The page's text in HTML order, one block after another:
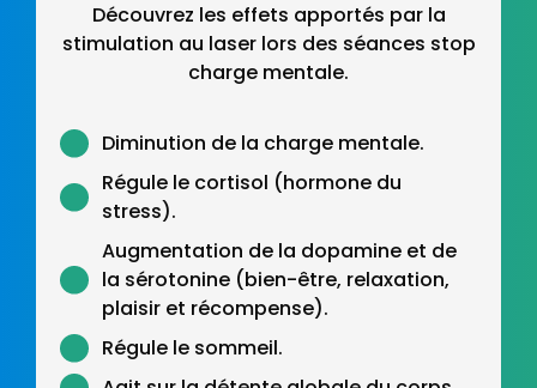
Découvrez les effets apportés par la
stimulation au laser lors des séances stop
charge mentale.
Diminution de la charge mentale.
Régule le cortisol (hormone du
stress).
Augmentation de la dopamine et de
la sérotonine (bien-être, relaxation,
plaisir et récompense).
Régule le sommeil.